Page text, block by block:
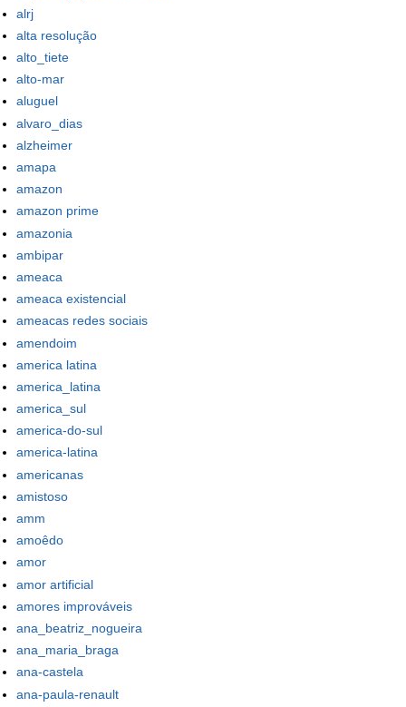
alrj
alta resolução
alto_tiete
alto-mar
aluguel
alvaro_dias
alzheimer
amapa
amazon
amazon prime
amazonia
ambipar
ameaca
ameaca existencial
ameacas redes sociais
amendoim
america latina
america_latina
america_sul
america-do-sul
america-latina
americanas
amistoso
amm
amoêdo
amor
amor artificial
amores improváveis
ana_beatriz_nogueira
ana_maria_braga
ana-castela
ana-paula-renault